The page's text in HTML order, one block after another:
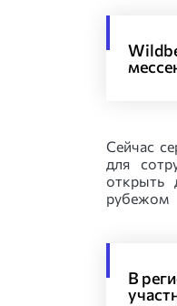
Сейчас
для
открыть
рубежом
В